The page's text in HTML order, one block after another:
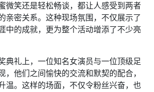
微笑还是轻松畅谈，都让人感受到两者
亲密关系。这种现场氛围，不仅展示了
中的成就，更为整个活动增添了不少亮
典礼上，一位知名女演员与一位顶级足
，他们之间愉快的交流和默契的配合，
温。这样的场面，不仅令粉丝兴奋，也